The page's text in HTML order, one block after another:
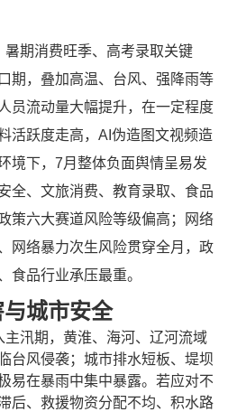
期消费旺季、高考录取关键
期，叠加高温、台风、强降雨等
员流动量大幅提升，在一定程度
活跃度走高，AI伪造图文视频造
境下，7月整体负面舆情呈易发
全、文旅消费、教育录取、食品
策六大赛道风险等级偏高；网络
网络暴力次生风险贯穿全月，政
食品行业承压最重。
与城市安全
主汛期，黄淮、海河、辽河流域
台风侵袭；城市排水短板、堤坝
易在暴雨中集中暴露。若应对不
后、救援物资分配不均、积水路